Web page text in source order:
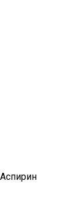
Аспирин